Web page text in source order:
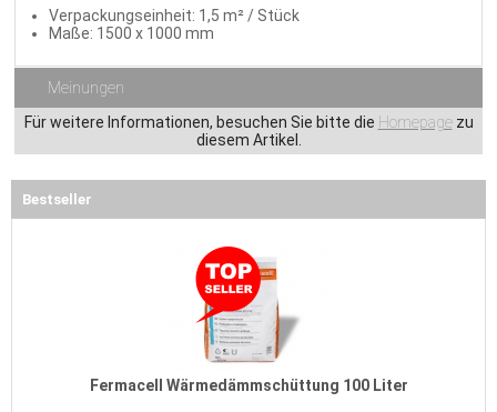
Verpackungseinheit: 1,5 m² / Stück
Maße: 1500 x 1000 mm
Meinungen
Für weitere Informationen, besuchen Sie bitte die Homepagezu
diesem Artikel.
Bestseller
Fermacell Wärmedämmschüttung 100 Liter